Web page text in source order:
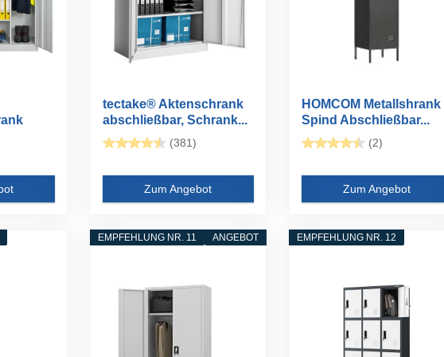
tectake® Aktenschrank
abschließbar, Schrank...
(381)
Zum Angebot
HOMCOM Metallshrank
Spind Abschließbar...
(2)
Zum Angebot
ANGEBOT
EMPFEHLUNG NR. 11 EMPFEHLUNG NR. 12